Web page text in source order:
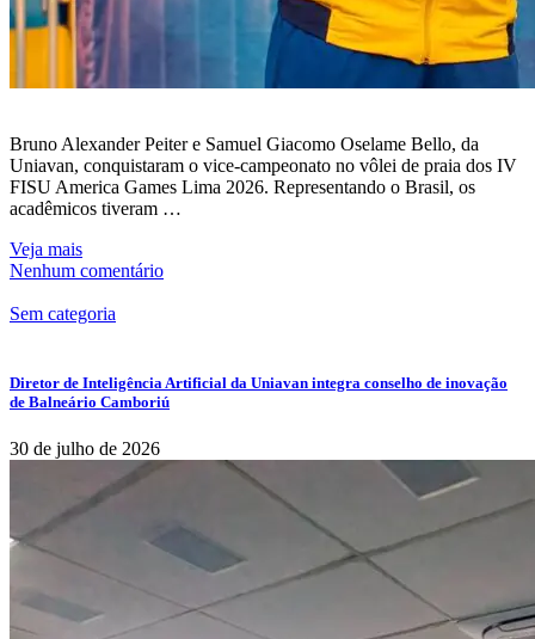
Bruno Alexander Peiter e Samuel Giacomo Oselame Bello, da
Uniavan, conquistaram o vice-campeonato no vôlei de praia dos IV
FISU America Games Lima 2026. Representando o Brasil, os
acadêmicos tiveram …
Veja mais
Nenhum comentário
Sem categoria
Diretor de Inteligência Artificial da Uniavan integra conselho de inovação
de Balneário Camboriú
30 de julho de 2026